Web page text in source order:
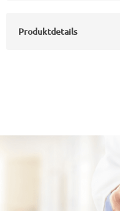
Produktdetails